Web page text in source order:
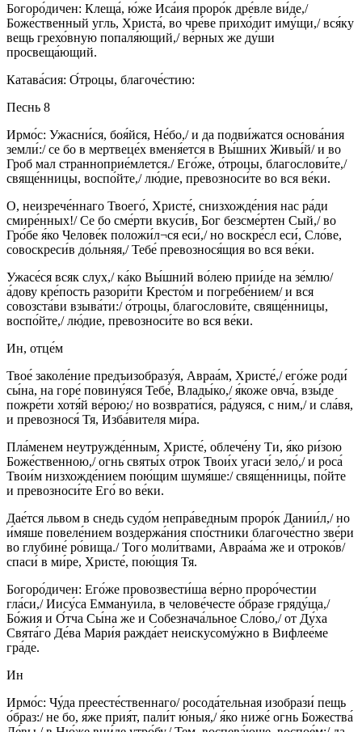
Богоро́дичен: Клеща́, ю́же Иса́ия проро́к дре́вле ви́де,/
Боже́ственный угль, Христа́, во чре́ве прихо́дит иму́щи,/ вся́ку
вещь грехо́вную попаля́ющий,/ ве́рных же ду́ши
просвеща́ющий.
Катава́сия: О́троцы, благоче́стию:
Песнь 8
Ирмо́с: Ужасни́ся, боя́йся, Не́бо,/ и да подви́жатся основа́ния
земли́:/ се бо в мертвеце́х вменя́ется в Вы́шних Живы́й/ и во
Гроб мал странноприе́млется./ Его́же, о́троцы, благослови́те,/
свяще́нницы, воспо́йте,/ лю́дие, превозноси́те во вся ве́ки.
О, неизрече́ннаго Твоего́, Христе́, снизхожде́ния нас ра́ди
смире́нных!/ Се бо сме́рти вкуси́в, Бог безсме́ртен Сый,/ во
Гро́бе я́ко Челове́к положи́л¬ся еси́,/ но воскре́сл еси́, Сло́ве,
совоскреси́в до́льняя,/ Тебе́ превознося́щия во вся ве́ки.
Ужасе́ся всяк слух,/ ка́ко Вы́шний во́лею прии́де на зе́млю/
а́дову кре́пость разори́ти Кресто́м и погребе́нием/ и вся
совозста́ви взыва́ти:/ о́троцы, благослови́те, свяще́нницы,
воспо́йте,/ лю́дие, превозноси́те во вся ве́ки.
Ин, отце́м
Твое́ заколе́ние предъизобразу́я, Авраа́м, Христе́,/ его́же роди́
сы́на, на горе́ повину́яся Тебе́, Влады́ко,/ я́коже овча́, взы́де
пожре́ти хотя́й ве́рою;/ но возврати́ся, ра́дуяся, с ним,/ и сла́вя,
и превознося́ Тя, Изба́вителя ми́ра.
Пла́менем неутружде́нным, Христе́, облече́ну Ти, я́ко ри́зою
Боже́ственною,/ огнь святы́х о́трок Твои́х угаси́ зело́,/ и роса́
Твои́м низхожде́нием пою́щим шумя́ше:/ свяще́нницы, по́йте
и превозноси́те Его́ во ве́ки.
Дае́тся львом в снедь судо́м непра́ведным проро́к Дании́л,/ но
и́мяше повеле́нием воздержа́ния спо́стники благоче́стно зве́ри
во глубине́ ро́вища./ Того́ моли́твами, Авраа́ма же и отроко́в/
спаси́ в ми́ре, Христе́, пою́щия Тя.
Богоро́дичен: Его́же провозвести́ша ве́рно проро́честии
гла́си,/ Иису́са Емману́ила, в челове́честе о́бразе гряду́ща,/
Бо́жия и О́тча Сы́на же и Собезнача́льное Сло́во,/ от Ду́ха
Свята́го Де́ва Мари́я ражда́ет неискусому́жно в Вифлее́ме
гра́де.
Ин
Ирмо́с: Чу́да преесте́ственнаго/ росода́тельная изобрази́ пещь
о́браз:/ не бо, я́же прия́т, пали́т ю́ныя,/ я́ко ниже́ огнь Божества́